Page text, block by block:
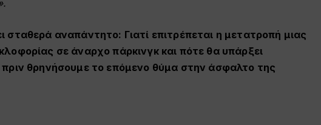
αναπάντητο: Γιατί επιτρέπεται η μετατροπή μιας
σε άναρχο πάρκινγκ και πότε θα υπάρξει
θρηνήσουμε το επόμενο θύμα στην άσφαλτο της